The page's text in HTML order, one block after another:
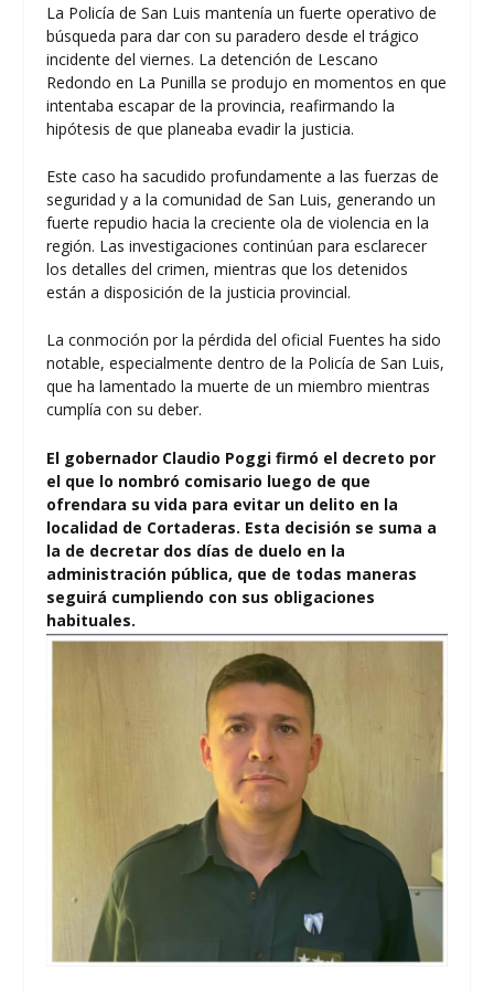
La Policía de San Luis mantenía un fuerte operativo de
búsqueda para dar con su paradero desde el trágico
incidente del viernes. La detención de Lescano
Redondo en La Punilla se produjo en momentos en que
intentaba escapar de la provincia, reafirmando la
hipótesis de que planeaba evadir la justicia.
Este caso ha sacudido profundamente a las fuerzas de
seguridad y a la comunidad de San Luis, generando un
fuerte repudio hacia la creciente ola de violencia en la
región. Las investigaciones continúan para esclarecer
los detalles del crimen, mientras que los detenidos
están a disposición de la justicia provincial.
La conmoción por la pérdida del oficial Fuentes ha sido
notable, especialmente dentro de la Policía de San Luis,
que ha lamentado la muerte de un miembro mientras
cumplía con su deber.
El gobernador Claudio Poggi firmó el decreto por
el que lo nombró comisario luego de que
ofrendara su vida para evitar un delito en la
localidad de Cortaderas. Esta decisión se suma a
la de decretar dos días de duelo en la
administración pública, que de todas maneras
seguirá cumpliendo con sus obligaciones
habituales.